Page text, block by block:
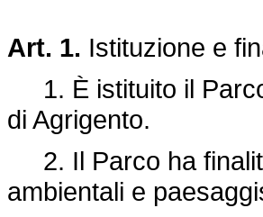
Art. 1. Istituzione e
1. È istituito il
di Agrigento.
2. Il Parco ha
ambientali e